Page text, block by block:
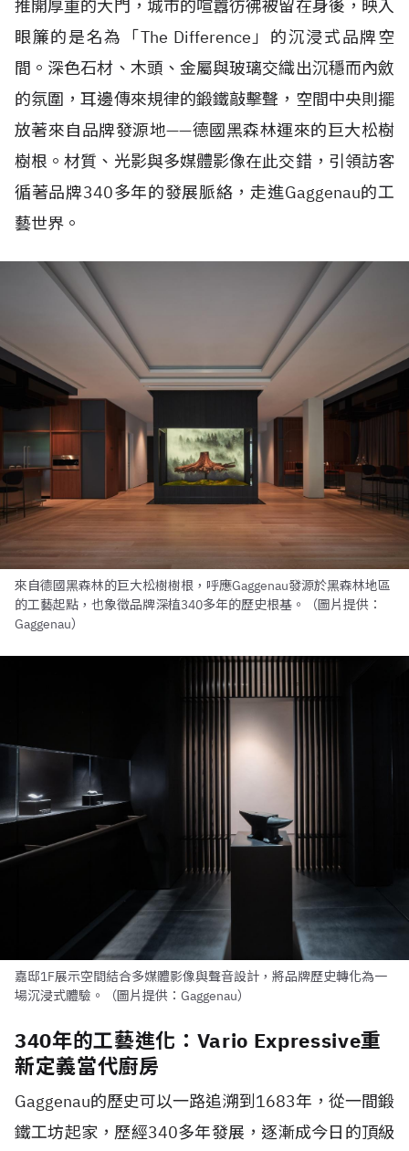
推開厚重的大門，城市的喧囂彷彿被留在身後，映入
眼簾的是名為「The Difference」的沉浸式品牌空
間。深色石材、木頭、金屬與玻璃交織出沉穩而內斂
的氛圍，耳邊傳來規律的鍛鐵敲擊聲，空間中央則擺
放著來自品牌發源地——德國黑森林運來的巨大松樹
樹根。材質、光影與多媒體影像在此交錯，引領訪客
循著品牌340多年的發展脈絡，走進Gaggenau的工
藝世界。
來自德國黑森林的巨大松樹樹根，呼應Gaggenau發源於黑森林地區
的工藝起點，也象徵品牌深植340多年的歷史根基。（圖片提供：
Gaggenau）
嘉邸1F展示空間結合多媒體影像與聲音設計，將品牌歷史轉化為一
場沉浸式體驗。（圖片提供：Gaggenau）
340年的工藝進化：Vario Expressive重
新定義當代廚房
Gaggenau的歷史可以一路追溯到1683年，從一間鍛
鐵工坊起家，歷經340多年發展，逐漸成今日的頂級